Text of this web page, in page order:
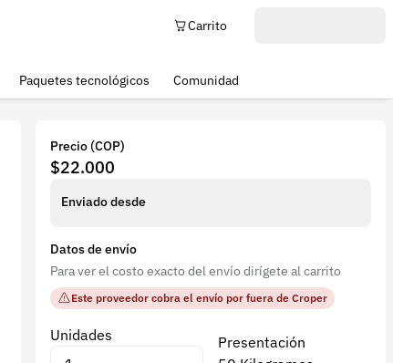
Carrito
Paquetes tecnológicos Comunidad
Precio (COP)
$22.000
Enviado desde
Datos de envío
Para ver el costo exacto del envío dirígete al carrito
Este proveedor cobra el envío por fuera de Croper
Unidades
Presentación